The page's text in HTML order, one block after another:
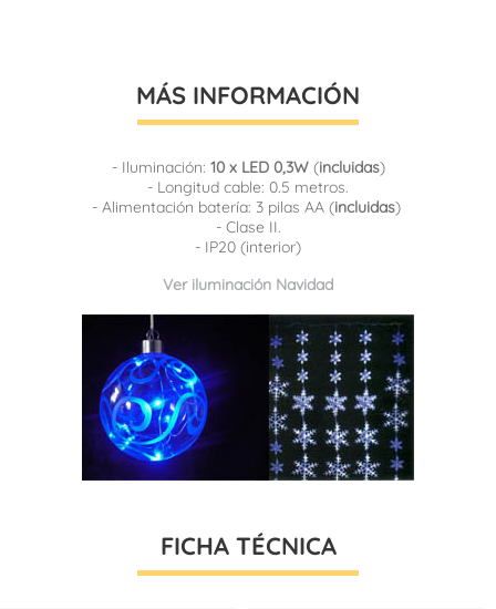
MÁS INFORMACIÓN
- Iluminación: 10 x LED 0,3W(incluidas)
- Longitud cable: 0.5 metros.
- Alimentación batería: 3 pilas AA (incluidas)
- Clase II.
- IP20 (interior)
Ver iluminación Navidad
FICHA TÉCNICA